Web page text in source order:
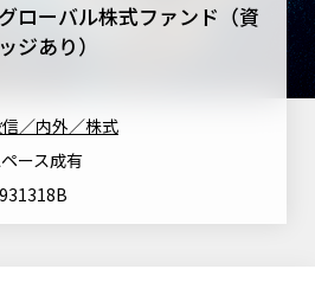
内
ついて
TOP
ローバル株式ファンド（資
ジあり）
／内外／株式
ース成有